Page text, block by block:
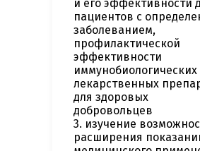
и его эффективности
пациентов с
заболеванием,
профилактической
эффективности
иммунобиологических
лекарственных
для здоровых
добровольцев
3. изучение
расширения